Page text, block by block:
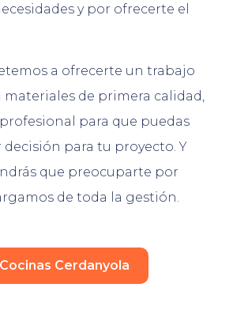
y por ofrecerte el
a ofrecerte un trabajo
materiales de primera calidad,
para que puedas
para tu proyecto. Y
que preocuparte por
de toda la gestión.
Cerdanyola